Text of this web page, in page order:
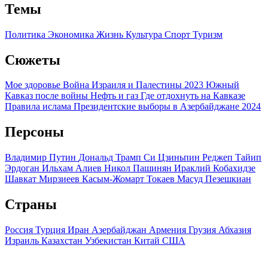
Темы
Политика Экономика Жизнь Культура Спорт Туризм
Сюжеты
Мое здоровье Война Израиля и Палестины 2023 Южный
Кавказ после войны Нефть и газ Где отдохнуть на Кавказе
Правила ислама Президентские выборы в Азербайджане 2024
Персоны
Владимир Путин Дональд Трамп Си Цзиньпин Реджеп Тайип
Эрдоган Ильхам Алиев Никол Пашинян Ираклий Кобахидзе
Шавкат Мирзиеев Касым-Жомарт Токаев Масуд Пезешкиан
Страны
Россия Турция Иран Азербайджан Армения Грузия Абхазия
Израиль Казахстан Узбекистан Китай США